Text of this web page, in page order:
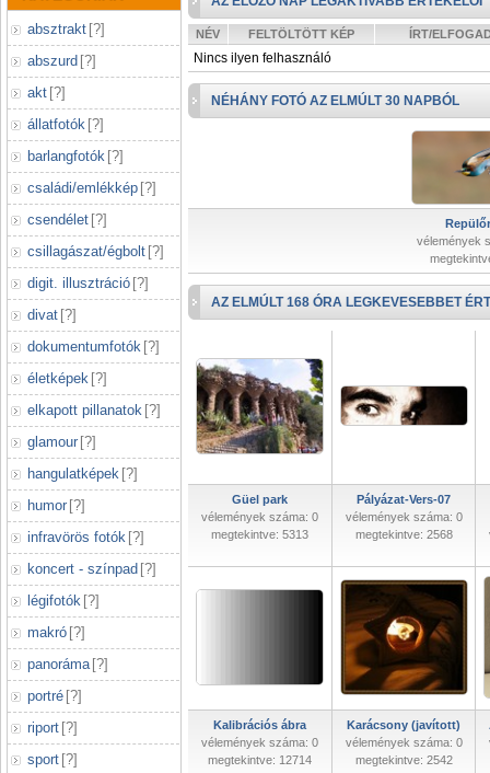
absztrakt [?]
abszurd [?]
akt [?]
állatfotók [?]
barlangfotók [?]
családi/emlékkép [?]
csendélet [?]
csillagászat/égbolt [?]
digit. illusztráció [?]
divat [?]
dokumentumfotók [?]
életképek [?]
elkapott pillanatok [?]
glamour [?]
hangulatképek [?]
humor [?]
infravörös fotók [?]
koncert - színpad [?]
légifotók [?]
makró [?]
panoráma [?]
portré [?]
riport [?]
sport [?]
NÉV FELTÖLTÖTT KÉP ÍRT/
Nincs ilyen felhasználó
NÉHÁNY FOTÓ AZ ELMÚLT 30 NAPBÓL
vélemények
AZ ELMÚLT 168 ÓRA LEGKEVESEBBET
Güel park
vélemények száma: 0
megtekintve: 5313
Pályázat-Vers-07
vélemények száma: 0
megtekintve: 2568
Kalibrációs ábra
vélemények száma: 0
megtekintve: 12714
Karácsony (javított)
vélemények száma: 0
megtekintve: 2542